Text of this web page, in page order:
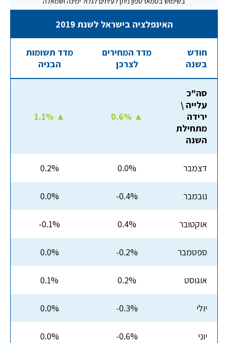
האינפלציה בישראל לשנת 2019
חודש
בשנה
מדד המחירים
לצרכן
מדד תשומות
הבניה
סה"כ
עלייה \
ירידה
מתחילת
השנה
0.6% ▲
1.1% ▲
דצמבר 0.0%
0.2%
נובמבר -0.4%
0.0%
אוקטובר 0.4%
-0.1%
ספטמבר -0.2%
0.0%
אוגוסט 0.2%
0.1%
יולי -0.3%
0.0%
יוני -0.6%
0.0%